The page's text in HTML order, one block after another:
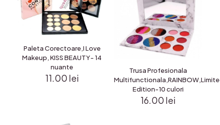
Paleta Corectoare,I Love
Makeup, KISS BEAUTY- 14
nuante
11.00 lei
Trusa Profesionala
Edition-10 culori
16.00 lei